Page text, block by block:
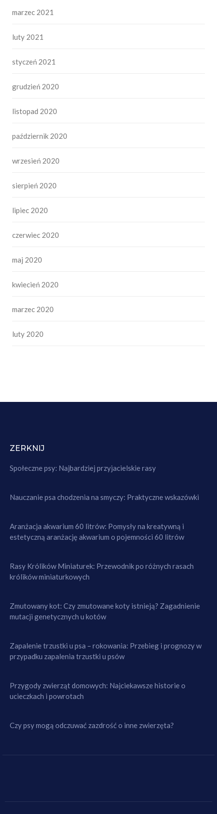
marzec 2021
luty 2021
styczeń 2021
grudzień 2020
listopad 2020
październik 2020
wrzesień 2020
sierpień 2020
lipiec 2020
czerwiec 2020
maj 2020
kwiecień 2020
marzec 2020
luty 2020
ZERKNIJ
Społeczne psy: Najbardziej przyjacielskie rasy
Nauczanie psa chodzenia na smyczy: Praktyczne wskazówki
Aranżacja akwarium 60 litrów: Pomysły na kreatywną i
estetyczną aranżację akwarium o pojemności 60 litrów
Rasy Królików Miniaturek: Przewodnik po różnych rasach
królików miniaturkowych
Zmutowany kot: Czy zmutowane koty istnieją? Zagadnienie
mutacji genetycznych u kotów
Zapalenie trzustki u psa – rokowania: Przebieg i prognozy w
przypadku zapalenia trzustki u psów
Przygody zwierząt domowych: Najciekawsze historie o
ucieczkach i powrotach
Czy psy mogą odczuwać zazdrość o inne zwierzęta?